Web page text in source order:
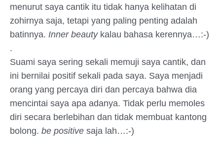
menurut saya cantik itu tidak hanya kelihatan di
zohirnya saja, tetapi yang paling penting adalah
batinnya. Inner beauty kalau bahasa kerennya…:-)
.
Suami saya sering sekali memuji saya cantik, dan
ini bernilai positif sekali pada saya. Saya menjadi
orang yang percaya diri dan percaya bahwa dia
mencintai saya apa adanya. Tidak perlu memoles
diri secara berlebihan dan tidak membuat kantong
bolong. be positive saja lah…:-)